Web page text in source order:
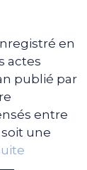
en
actes
publié par
entre
soit une